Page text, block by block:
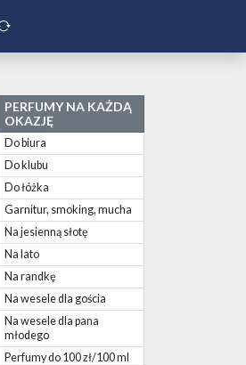
PERFUMY NA KAŻDĄ
OKAZJĘ
Do biura
Do klubu
Do łóżka
Garnitur, smoking, mucha
Na jesienną słotę
Na lato
Na randkę
Na wesele dla gościa
Na wesele dla pana
młodego
Perfumy do 100 zł/100 ml